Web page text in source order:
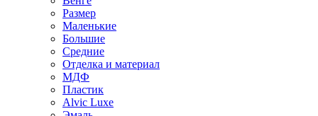
Размер
Маленькие
Большие
Средние
Отделка и материал
МДФ
Пластик
Alvic Luxe